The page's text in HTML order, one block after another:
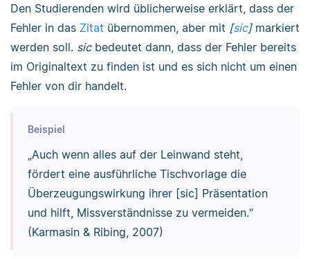
Den Studierenden wird üblicherweise erklärt, dass der
Fehler in das Zitat übernommen, aber mit [sic]markiert
werden soll. sicbedeutet dann, dass der Fehler bereits
im Originaltext zu finden ist und es sich nicht um einen
Fehler von dir handelt.
Beispiel
„Auch wenn alles auf der Leinwand steht,
fördert eine ausführliche Tischvorlage die
Überzeugungswirkung ihrer [sic] Präsentation
und hilft, Missverständnisse zu vermeiden.“
(Karmasin & Ribing, 2007)